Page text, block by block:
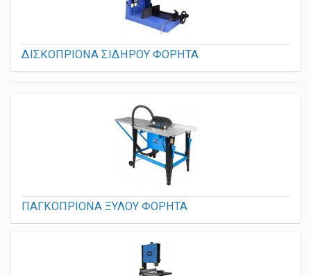
ΔΙΣΚΟΠΡΙΟΝΑ ΣΙΔΗΡΟΥ ΦΟΡΗΤΑ
ΠΑΓΚΟΠΡΙΟΝΑ ΞΥΛΟΥ ΦΟΡΗΤΑ